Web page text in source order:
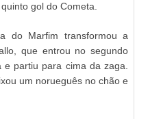
gol do Cometa.
do Marfim transformou a
que entrou no segundo
partiu para cima da zaga.
um norueguês no chão e